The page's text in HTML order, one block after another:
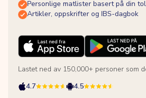
Personlige matlister basert på din
Artikler, oppskrifter og IBS-dagbok
Lastet ned av 150,000+ personer som
4.7
4.5